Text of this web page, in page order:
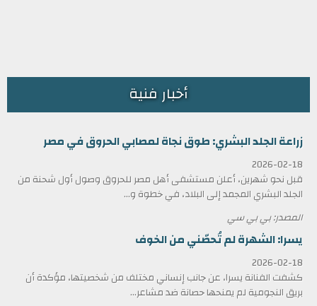
أخبار فنية
زراعة الجلد البشري: طوق نجاة لمصابي الحروق في مصر
2026-02-18
قبل نحو شهرين، أعلن مستشفى أهل مصر للحروق وصول أول شحنة من
الجلد البشري المجمد إلى البلاد، في خطوة و...
المصدر: بي بي سي
يسرا: الشهرة لم تُحصّني من الخوف
2026-02-18
كشفت الفنانة يسرا، عن جانب إنساني مختلف من شخصيتها، مؤكدة أن
بريق النجومية لم يمنحها حصانة ضد مشاعر...